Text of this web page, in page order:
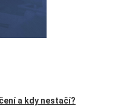
a kdy nestačí?